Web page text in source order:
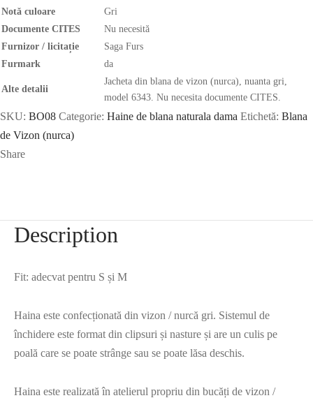
Notă culoare
Gri
Documente CITES
Nu necesită
Furnizor / licitație
Saga Furs
Furmark
da
Alte detalii
Jacheta din blana de vizon (nurca), nuanta gri,
model 6343. Nu necesita documente CITES.
SKU: BO08 Categorie: Haine de blana naturala dama Etichetă: Blana
de Vizon (nurca)
Share
Description
Fit: adecvat pentru S și M
Haina este confecționată din vizon / nurcă gri. Sistemul de
închidere este format din clipsuri și nasture și are un culis pe
poală care se poate strânge sau se poate lăsa deschis.
Haina este realizată în atelierul propriu din bucăți de vizon /